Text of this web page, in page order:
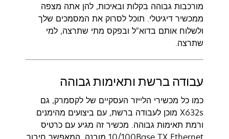
מורכבות גבוהה בקלות ובאיכות, להן אתה מצפה
ממכשיר דיגיטלי. תוכל לסרוק את המסמכים שלך
ולשלוח אותם בדוא"ל ובפקס מתי שתרצה, למי
שתרצה.
עבודה ברשת ותאימות גבוהה
כמו כל מכשירי הלייזר העסקיים של לקסמרק, גם
X632s מוכן לעבודה ברשת, עם ביצועים מהימנים
ורמת תאימות גבוהה. מכשיר זה מגיע עם כרטיס